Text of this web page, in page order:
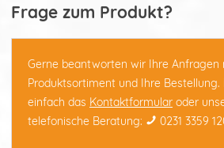
Frage zum Produkt?
Gerne beantworten wir Ihre Anfragen
Produktsortiment und Ihre
einfach das Kontaktformular oder
telefonische Beratung:
0231 3359